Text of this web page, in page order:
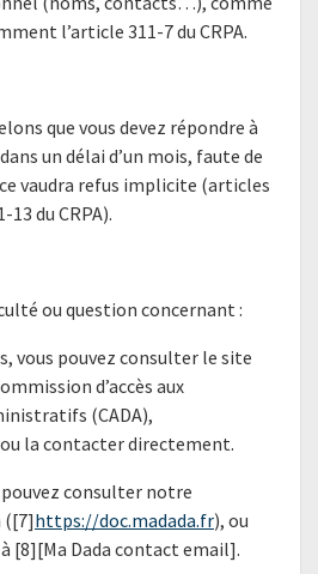
l’article 311-7 du CRPA.
que vous devez répondre à
un délai d’un mois, faute de
vaudra refus implicite (articles
13 du CRPA).
ou question concernant :
vous pouvez consulter le site
d’accès aux
(CADA),
la contacter directement.
pouvez consulter notre
([7]https://doc.madada.fr), ou
[8][Ma Dada contact email].